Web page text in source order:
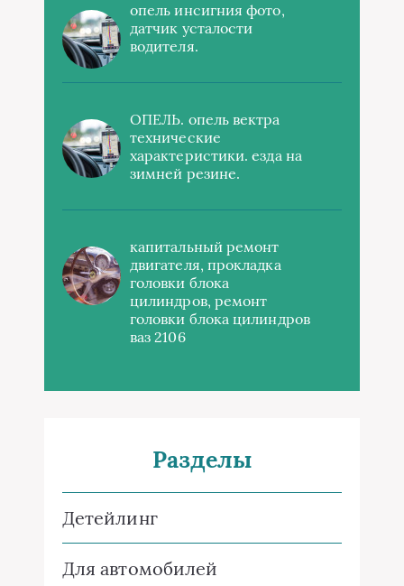
опель инсигния фото,
датчик усталости
водителя.
ОПЕЛЬ. опель вектра
технические
характеристики. езда на
зимней резине.
капитальный ремонт
двигателя, прокладка
головки блока
цилиндров, ремонт
головки блока цилиндров
ваз 2106
Разделы
Детейлинг
Для автомобилей